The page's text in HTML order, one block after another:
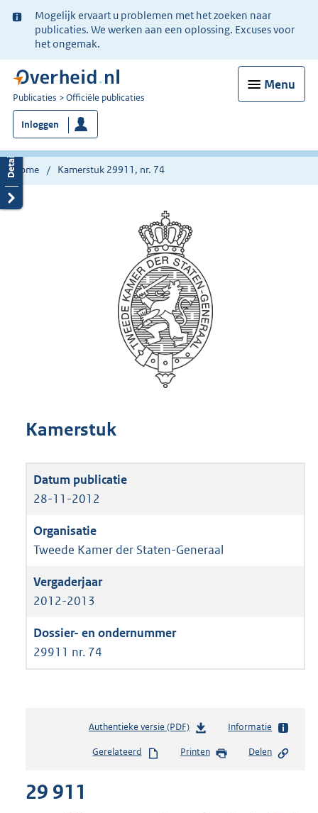
Ter
informatie:
Mogelijk ervaart u problemen met het zoeken naar
publicaties. We werken aan een oplossing. Excuses voor
het ongemak.
Menu
U
bent
nu
hier:
Publicaties Officiële publicaties
Inloggen
Home Kamerstuk 29911, nr. 74
Kamerstuk
28-11-2012
Tweede Kamer der Staten-Generaal
2012-2013
29911 nr. 74
Authentieke versie (PDF)b
s
Informatie
Gerelateerd Printen Delen
29 911